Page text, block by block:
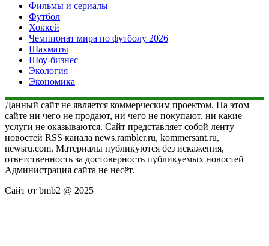
Фильмы и сериалы
Футбол
Хоккей
Чемпионат мира по футболу 2026
Шахматы
Шоу-бизнес
Экология
Экономика
Данный сайт не является коммерческим проектом. На этом
сайте ни чего не продают, ни чего не покупают, ни какие
услуги не оказываются. Сайт представляет собой ленту
новостей RSS канала news.rambler.ru, kommersant.ru,
newsru.com. Материалы публикуются без искажения,
ответственность за достоверность публикуемых новостей
Администрация сайта не несёт.
Сайт от bmb2 @ 2025